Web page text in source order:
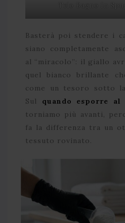
Telo Bagno In
Basterà poi stendere i
siano completamente
al “miracolo”: il giallo
quel bianco brillante
come un tesoro sotto
Sul quando esporre
torniamo più avanti,
fa la differenza tra un
tessuto rovinato.